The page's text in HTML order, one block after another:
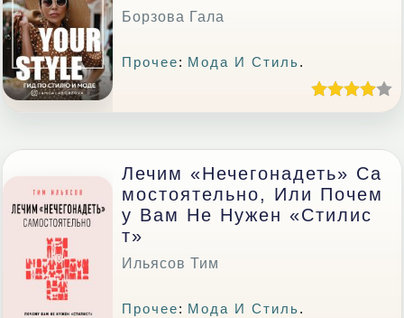
Борзова Гала
Прочее: Мода И Стиль.
Лечим «нечегонадеть» Са
Мостоятельно, Или Почем
У Вам Не Нужен «стилис
Т»
Ильясов Тим
Прочее: Мода И Стиль.